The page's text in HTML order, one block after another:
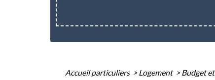
Accueil particuliers > Logement > Budget